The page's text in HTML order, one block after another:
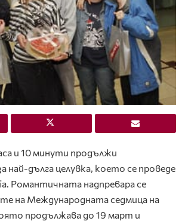
и 10 минути продължи
най-дълга целувка, което се проведе
Романтичната надпревара се
на Международната седмица на
продължава до 19 март и